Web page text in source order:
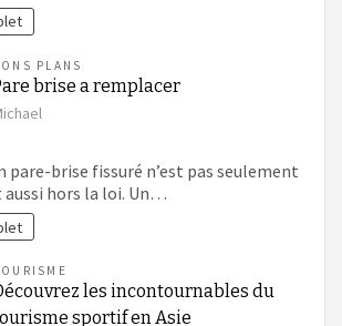
PLANS
brise a remplacer
pare-brise fissuré n’est pas seulement
aussi hors la loi. Un…
les incontournables du
sportif en Asie